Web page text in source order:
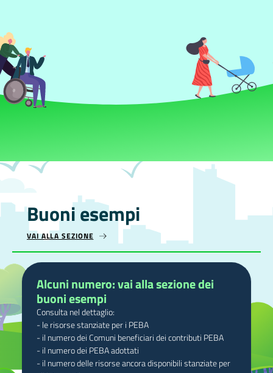
Buoni esempi
VAI ALLA SEZIONE
BUONI ESEMPI
Alcuni numero: vai alla sezione dei
buoni esempi
Consulta nel dettaglio:
- le risorse stanziate per i PEBA
- il numero dei Comuni beneficiari dei contributi PEBA
- il numero dei PEBA adottati
- il numero delle risorse ancora disponibili stanziate per